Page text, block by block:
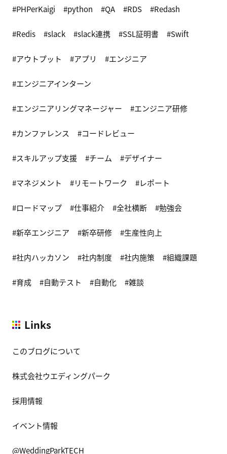
PHPerKaigi python QA RDS Redash
Redis slack slack連携 SSL証明書 Swift
アウトプット アプリ エンジニア
エンジニアインターン
エンジニアリングマネージャー エンジニア研修
カンファレンス コードレビュー
スキルアップ支援 チーム デザイナー
マネジメント リモートワーク レポート
ロードマップ 仕事紹介 全社横断 勉強会
新卒エンジニア 新卒研修 生産性向上
社内ハッカソン 社内制度 社内施策 組織課題
育成 自動テスト 自動化 雑談
Links
このブログについて
株式会社ウエディングパーク
採用情報
イベント情報
@WeddingParkTECH